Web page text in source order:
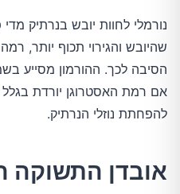
נורמלי לחוות יובש בנרתיק
שהיובש והגירוי תכוף יותר,
הסיבה לכך. ההורמון מסייע
אם רמת האסטרוגן יורדת בגלל
להפחתת נוזלי הנרתיק.
אובדן התשוקה